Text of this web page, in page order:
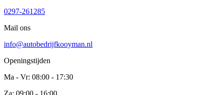
0297-261285
Mail ons
info@autobedrijfkooyman.nl
Openingstijden
Ma - Vr: 08:00 - 17:30